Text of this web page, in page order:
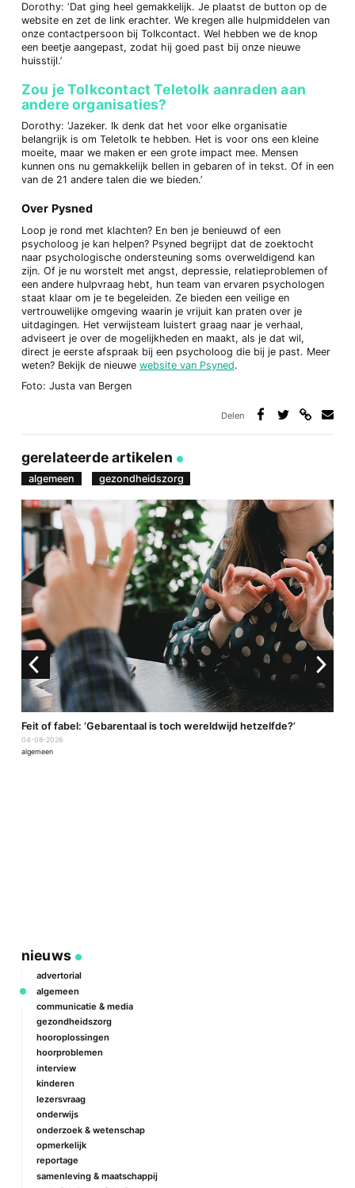
Dorothy: ‘Dat ging heel gemakkelijk. Je plaatst de button op de
website en zet de link erachter. We kregen alle hulpmiddelen van
onze contactpersoon bij Tolkcontact. Wel hebben we de knop
een beetje aangepast, zodat hij goed past bij onze nieuwe
huisstijl.’
Zou je Tolkcontact Teletolk aanraden aan
andere organisaties?
Dorothy: ‘Jazeker. Ik denk dat het voor elke organisatie
belangrijk is om Teletolk te hebben. Het is voor ons een kleine
moeite, maar we maken er een grote impact mee. Mensen
kunnen ons nu gemakkelijk bellen in gebaren of in tekst. Of in een
van de 21 andere talen die we bieden.’
Over Pysned
Loop je rond met klachten? En ben je benieuwd of een
psycholoog je kan helpen? Psyned begrijpt dat de zoektocht
naar psychologische ondersteuning soms overweldigend kan
zijn. Of je nu worstelt met angst, depressie, relatieproblemen of
een andere hulpvraag hebt, hun team van ervaren psychologen
staat klaar om je te begeleiden. Ze bieden een veilige en
vertrouwelijke omgeving waarin je vrijuit kan praten over je
uitdagingen. Het verwijsteam luistert graag naar je verhaal,
adviseert je over de mogelijkheden en maakt, als je dat wil,
direct je eerste afspraak bij een psycholoog die bij je past. Meer
weten? Bekijk de nieuwe website van Psyned.
Foto: Justa van Bergen
Delen
gerelateerde artikelen
algemeen gezondheidszorg
Feit of fabel: ‘Gebarentaal is toch wereldwijd hetzelfde?’
04-08-2026
algemeen
nieuws
advertorial
algemeen
communicatie & media
gezondheidszorg
hooroplossingen
hoorproblemen
interview
kinderen
lezersvraag
onderwijs
onderzoek & wetenschap
opmerkelijk
reportage
samenleving & maatschappij